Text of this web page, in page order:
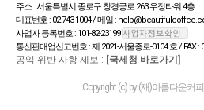
주소 : 서울특별시 종로구 창경궁로 263 우정타워 4층
대표번호 : 02-743-1004 / 메일 :
사업자 등록번호 : 101-82-23199
통신판매업신고번호 : 제 2021-서울종로-0104 호 / FAX :
공익 위반 사항 제보 : [국세청 바로가기]
Copyright (c) by (재)아름다운커